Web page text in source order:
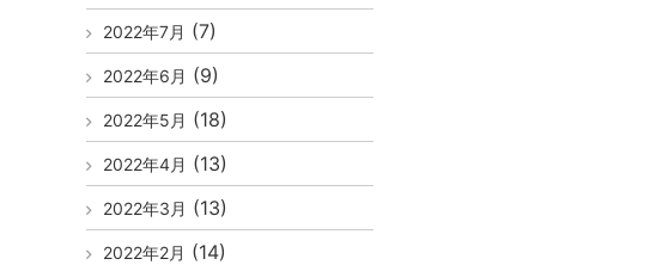
2022年7月 (7)
2022年6月 (9)
2022年5月 (18)
2022年4月 (13)
2022年3月 (13)
2022年2月 (14)